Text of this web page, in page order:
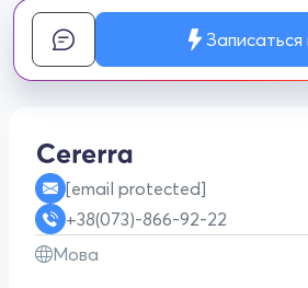
Записаться
[email protected]
+38(073)-866-92-22
Мова